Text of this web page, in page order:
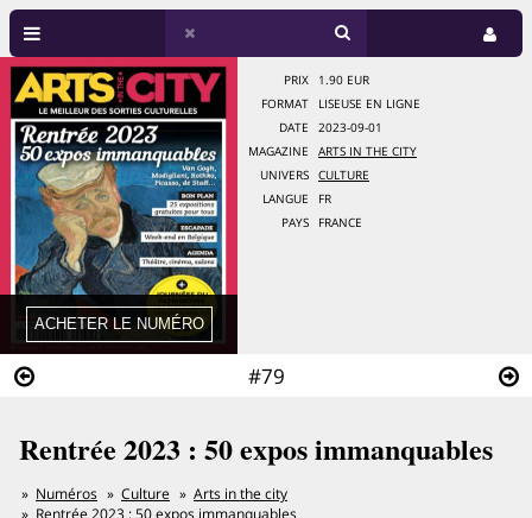
#79
PRIX
1.90 EUR
FORMAT
LISEUSE EN LIGNE
DATE
2023-09-01
MAGAZINE
ARTS IN THE CITY
UNIVERS
CULTURE
LANGUE
FR
PAYS
FRANCE
Rentrée 2023 : 50 expos immanquables
Numéros Culture
Arts in the city
Rentrée 2023 : 50 expos immanquables